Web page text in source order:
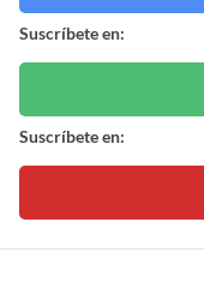
Suscríbete en:
Suscríbete en: